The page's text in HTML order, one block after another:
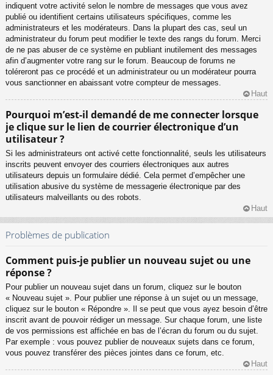
indiquent votre activité selon le nombre de messages que vous avez
publié ou identifient certains utilisateurs spécifiques, comme les
administrateurs et les modérateurs. Dans la plupart des cas, seul un
administrateur du forum peut modifier le texte des rangs du forum. Merci
de ne pas abuser de ce système en publiant inutilement des messages
afin d’augmenter votre rang sur le forum. Beaucoup de forums ne
toléreront pas ce procédé et un administrateur ou un modérateur pourra
vous sanctionner en abaissant votre compteur de messages.
Haut
Pourquoi m’est-il demandé de me connecter lorsque
je clique sur le lien de courrier électronique d’un
utilisateur ?
Si les administrateurs ont activé cette fonctionnalité, seuls les utilisateurs
inscrits peuvent envoyer des courriers électroniques aux autres
utilisateurs depuis un formulaire dédié. Cela permet d’empêcher une
utilisation abusive du système de messagerie électronique par des
utilisateurs malveillants ou des robots.
Haut
Problèmes de publication
Comment puis-je publier un nouveau sujet ou une
réponse ?
Pour publier un nouveau sujet dans un forum, cliquez sur le bouton
« Nouveau sujet ». Pour publier une réponse à un sujet ou un message,
cliquez sur le bouton « Répondre ». Il se peut que vous ayez besoin d’être
inscrit avant de pouvoir rédiger un message. Sur chaque forum, une liste
de vos permissions est affichée en bas de l’écran du forum ou du sujet.
Par exemple : vous pouvez publier de nouveaux sujets dans ce forum,
vous pouvez transférer des pièces jointes dans ce forum, etc.
Haut